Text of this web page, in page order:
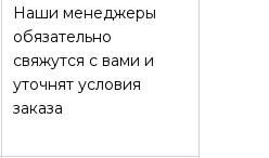
СТОИМОСТЬ
Наши менеджеры
обязательно
свяжутся с вами и
уточнят условия
заказа